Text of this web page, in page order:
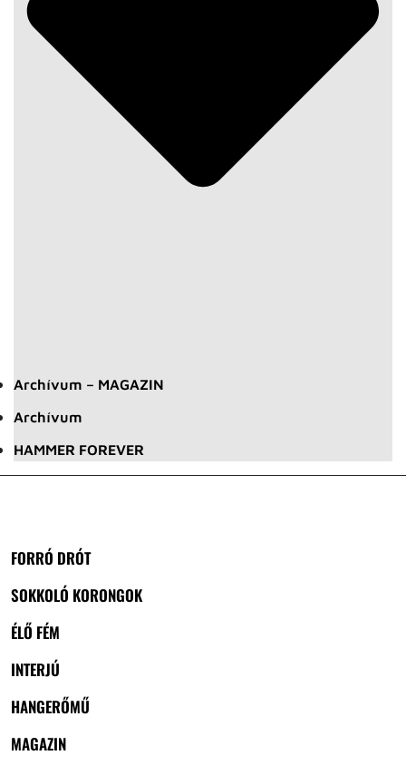
Archívum – MAGAZIN
Archívum
HAMMER FOREVER
FORRÓ DRÓT
SOKKOLÓ KORONGOK
ÉLŐ FÉM
INTERJÚ
HANGERŐMŰ
MAGAZIN